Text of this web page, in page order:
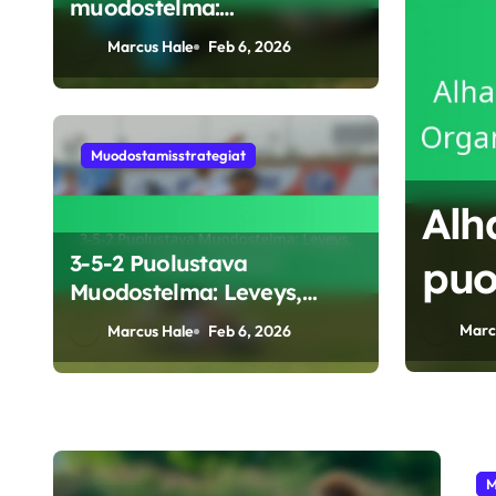
muodostelma:
Keskikenttävalta,
Puolustava peitto,
Joustavuus
Marcus Hale Feb 6, 2026
Muodostamisstrategiat
3-5-2 Puolustava
Muodostelma: Leveys,
Syvyys, Joustavuus
Marcus Hale Feb 6, 2026
jalkapallon
Organisointi,